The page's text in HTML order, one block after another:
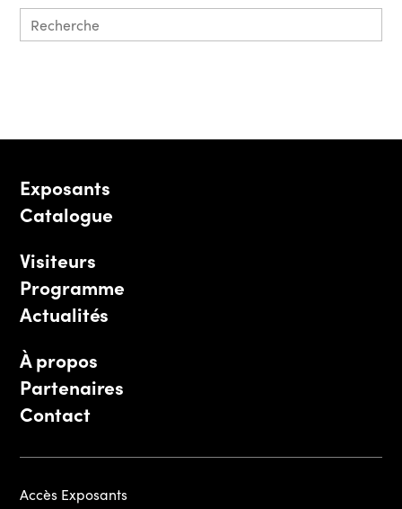
Exposants
Catalogue
Visiteurs
Programme
Actualités
À propos
Partenaires
Contact
Accès Exposants